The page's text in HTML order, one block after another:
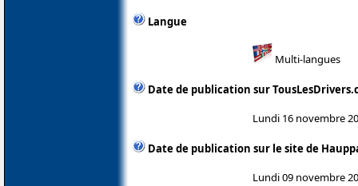
Langue
Multi-langues
Date de publication sur
Lundi 16 novembre
Date de publication sur le site de
Lundi 09 novembre